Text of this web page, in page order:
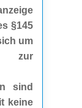
§145
um
sind
keine